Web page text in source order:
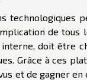
technologiques
de
doit être
Grâce à ces
et de gagner